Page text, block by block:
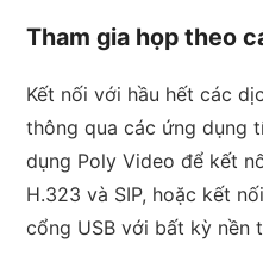
Tham gia họp theo
Kết nối với hầu hết các
thông qua các ứng dụng
dụng Poly Video để kết
H.323 và SIP, hoặc kết
cổng USB với bất kỳ nền